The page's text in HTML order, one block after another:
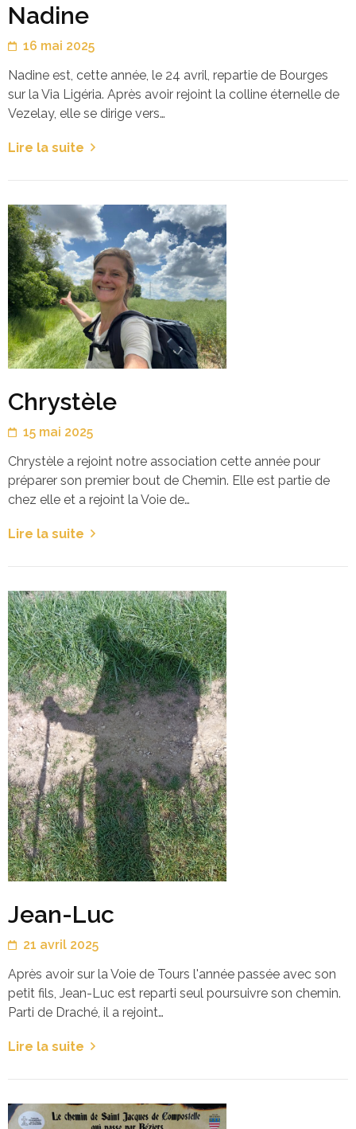
Nadine
16 mai 2025
Nadine est, cette année, le 24 avril, repartie de Bourges
sur la Via Ligéria. Après avoir rejoint la colline éternelle de
Vezelay, elle se dirige vers…
Lire la suite
Chrystèle
15 mai 2025
Chrystèle a rejoint notre association cette année pour
préparer son premier bout de Chemin. Elle est partie de
chez elle et a rejoint la Voie de…
Lire la suite
Jean-Luc
21 avril 2025
Après avoir sur la Voie de Tours l'année passée avec son
petit fils, Jean-Luc est reparti seul poursuivre son chemin.
Parti de Draché, il a rejoint…
Lire la suite